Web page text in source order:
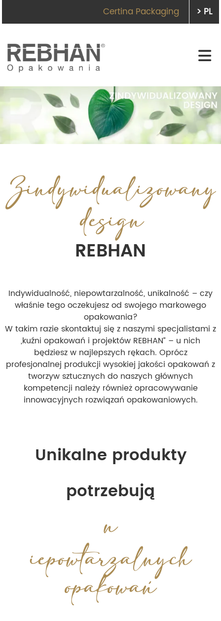
Certina Packaging > PL
Zindywidualizowany
design
REBHAN
Indywidualność, niepowtarzalność, unikalność – czy
właśnie tego oczekujesz od swojego markowego
opakowania?
W takim razie skontaktuj się z naszymi specjalistami z
„kuźni opakowań i projektów REBHAN” – u nich
będziesz w najlepszych rękach. Oprócz
profesjonalnej produkcji wysokiej jakości opakowań z
tworzyw sztucznych do naszych głównych
kompetencji należy również opracowywanie
innowacyjnych rozwiązań opakowaniowych.
Unikalne produkty
potrzebują
n
iepowtarzalnych
opakowań